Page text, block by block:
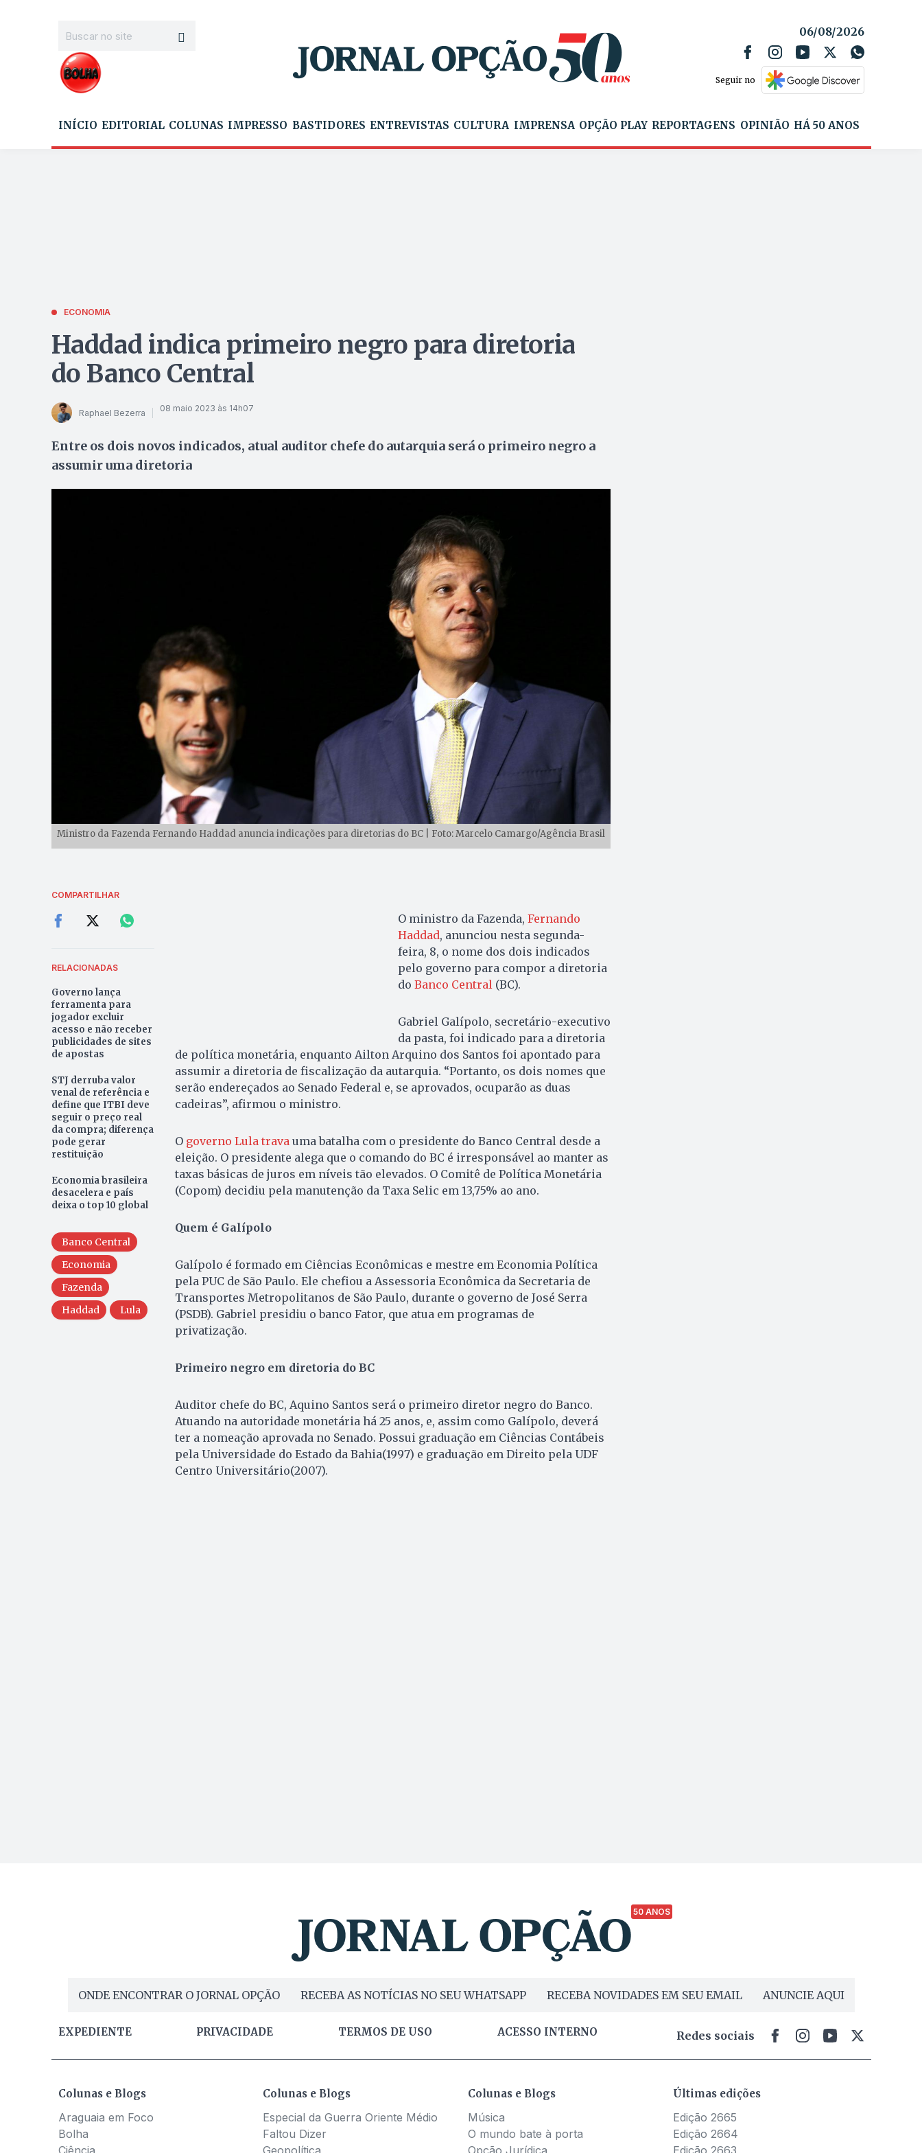
06/08/2026
Seguir no
INÍCIO EDITORIAL COLUNAS IMPRESSO BASTIDORES ENTREVISTAS CULTURA IMPRENSA OPÇÃO PLAY REPORTAGENS OPINIÃO HÁ 50 ANOS
ECONOMIA
Haddad indica primeiro negro para diretoria
do Banco Central
Raphael Bezerra 08 maio 2023 às 14h07
Entre os dois novos indicados, atual auditor chefe do autarquia será o primeiro negro a
assumir uma diretoria
Ministro da Fazenda Fernando Haddad anuncia indicações para diretorias do BC | Foto: Marcelo Camargo/Agência Brasil
COMPARTILHAR
RELACIONADAS
Governo lança
ferramenta para
jogador excluir
acesso e não receber
publicidades de sites
de apostas
STJ derruba valor
venal de referência e
define que ITBI deve
seguir o preço real
da compra; diferença
pode gerar
restituição
Economia brasileira
desacelera e país
deixa o top 10 global
Banco Central
Economia
Fazenda
Haddad
Lula
O ministro da Fazenda, Fernando
Haddad, anunciou nesta segunda-
feira, 8, o nome dos dois indicados
pelo governo para compor a diretoria
do Banco Central(BC).
Gabriel Galípolo, secretário-executivo
da pasta, foi indicado para a diretoria
de política monetária, enquanto Ailton Arquino dos Santos foi apontado para
assumir a diretoria de fiscalização da autarquia. “Portanto, os dois nomes que
serão endereçados ao Senado Federal e, se aprovados, ocuparão as duas
cadeiras”, afirmou o ministro.
O governo Lula travauma batalha com o presidente do Banco Central desde a
eleição. O presidente alega que o comando do BC é irresponsável ao manter as
taxas básicas de juros em níveis tão elevados. O Comitê de Política Monetária
(Copom) decidiu pela manutenção da Taxa Selic em 13,75% ao ano.
Quem é Galípolo
Galípolo é formado em Ciências Econômicas e mestre em Economia Política
pela PUC de São Paulo. Ele chefiou a Assessoria Econômica da Secretaria de
Transportes Metropolitanos de São Paulo, durante o governo de José Serra
(PSDB). Gabriel presidiu o banco Fator, que atua em programas de
privatização.
Primeiro negro em diretoria do BC
Auditor chefe do BC, Aquino Santos será o primeiro diretor negro do Banco.
Atuando na autoridade monetária há 25 anos, e, assim como Galípolo, deverá
ter a nomeação aprovada no Senado. Possui graduação em Ciências Contábeis
pela Universidade do Estado da Bahia(1997) e graduação em Direito pela UDF
Centro Universitário(2007).
50 ANOS
ONDE ENCONTRAR O JORNAL OPÇÃO RECEBA AS NOTÍCIAS NO SEU WHATSAPP RECEBA NOVIDADES EM SEU EMAIL ANUNCIE AQUI
EXPEDIENTE PRIVACIDADE TERMOS DE USO ACESSO INTERNO Redes sociais
Colunas e Blogs
Araguaia em Foco
Bolha
Colunas e Blogs
Especial da Guerra Oriente Médio
Faltou Dizer
Colunas e Blogs
Música
O mundo bate à porta
Últimas edições
Edição 2665
Edição 2664